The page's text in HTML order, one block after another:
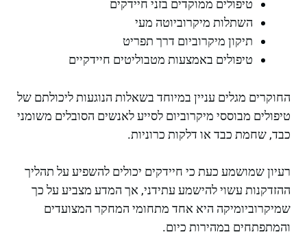
טיפולים ממוקדים בזני חיידקים
השתלות מיקרוביוטה מעי
תיקון מיקרוביום דרך תפריט
טיפולים באמצעות מטבוליטים חיידקיים
החוקרים מגלים עניין במיוחד בשאלות הנוגעות ליכולתם של
טיפולים מבוססי מיקרוביום לסייע לאנשים הסובלים משומני
כבד, שחמת כבד או דלקות כרוניות.
רעיון שמושמע כעת כי חיידקים יכולים להשפיע על תהליך
ההזדקנות עשוי להישמע עתידני, אך המדע מצביע על כך
שמיקרוביומיקה היא אחד מתחומי המחקר המצועדים
והמתפתחים במהירות כיום.